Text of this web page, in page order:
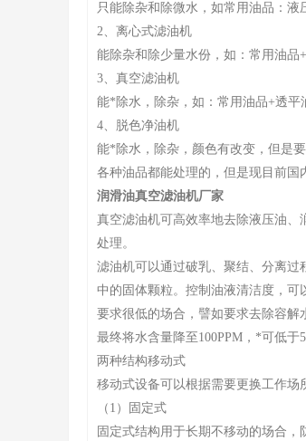
只能除杂和除微水，如常用油品：液
2、离心式滤油机
能除杂和除少量水份，如：常用油品
3、真空滤油机
能*除水，除杂，如：常用油品+透平
4、脱色净油机
能*除水，除杂，颜色有改变，但是
各种油品都能处理的，但是现目前国
润滑油真空滤油机厂家
真空滤油机可高效率地去除液压油
处理。
滤油机可以通过破乳、聚结、分离过
中的固体颗粒。控制油液清洁度，
要求很低的场合，譬如要求去除容
最终将水含量降至100PPM，*可低于
两种结构移动式
移动式设备可以根据需要更换工作场
（1）固定式
固定式结构用于长期不移动的场合，